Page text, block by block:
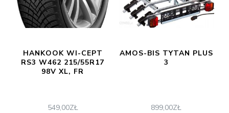
HANKOOK WI-CEPT
RS3 W462 215/55R17
98V XL, FR
549,00ZŁ
AMOS-BIS TYTAN PLUS
3
899,00ZŁ